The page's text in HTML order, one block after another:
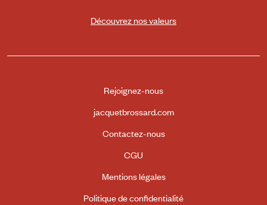
Découvrez nos valeurs
Rejoignez-nous
jacquetbrossard.com
Contactez-nous
CGU
Mentions légales
Politique de confidentialité